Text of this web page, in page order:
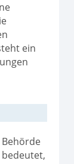
ein
bedeutet,